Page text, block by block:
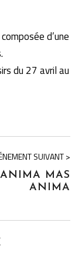
d’une
du 27 avril au
SUIVANT >
MAS
ANIMA